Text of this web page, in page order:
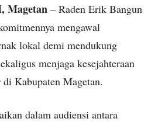
Magetan – Raden Erik Bangun
mengawal
lokal demi mendukung
menjaga kesejahteraan
Kabupaten Magetan.
dalam audiensi antara